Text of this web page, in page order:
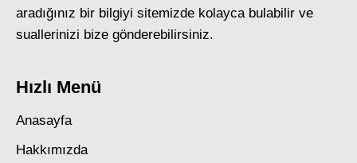
aradığınız bir bilgiyi sitemizde kolayca bulabilir ve
suallerinizi bize gönderebilirsiniz.
Hızlı Menü
Anasayfa
Hakkımızda